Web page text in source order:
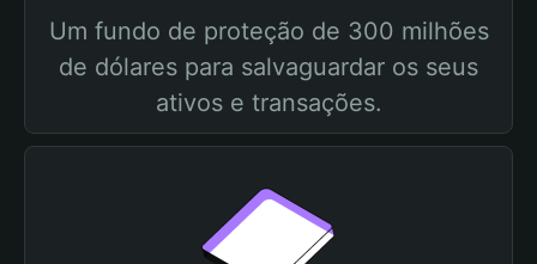
Um fundo de proteção de 300 milhões
de dólares para salvaguardar os seus
ativos e transações.